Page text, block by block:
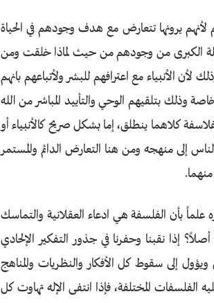
لأنهم يرونها تتعارض مع هدف وجودهم في الحياة
الكبرى من وجودهم من حيث لماذا خلقت ومن
الأنبياء مع اعترافهم للبشر ولأتباعهم بانهم
وذلك بتلقيهم الوحي والتأييد المباشر من الله
كلاهما ينطلق، إما بشكل صريح كالأنبياء أو
إلى منهجه ومن هنا التعارض الدائم والمستمر
علماً بأن الفلسفة هي ادعاء العقلانية والتماسك
إذا نقبنا وحفرنا في جذور التفكير الإلحادي
إلى سقوط كل الأفكار والنظريات والمناهج
المختلفة، فإذا انتفى الإله تهاوت كل